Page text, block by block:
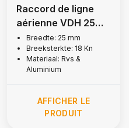
Raccord de ligne
aérienne VDH 25
mm, 1,800 kg
Breedte: 25 mm
Breeksterkte: 18 Kn
Materiaal: Rvs &
Aluminium
AFFICHER LE
PRODUIT